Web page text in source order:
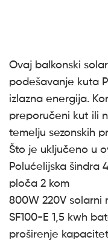
Ovaj balkonski
podešavanje kuta
izlazna energija.
preporučeni kut ili
temelju sezonskih
Što je uključeno u
Polućelijska šindra
ploča 2 kom
800W 220V solarni
SF100-E 1,5 kwh
proširenje